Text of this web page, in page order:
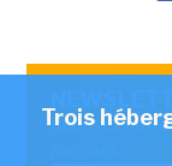
Recevez
Trois